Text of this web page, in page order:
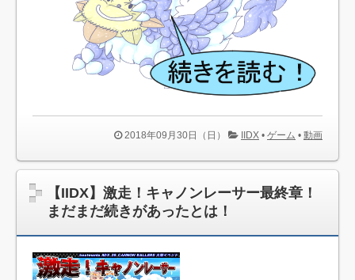
おいおいこんなかわいい顔してバレットクラブってマジか
9/4の乃木坂46『猫舌SHOWROOM』は星野みなみ＆梅澤美
波が登場
【悲報】いきなりステーキ、売上高１５カ月連続前年割れ
【モンスト】課金して10連やった奴のダメージｗｗｗｗｗ
も触らなきゃ（使命感）」
Lightweight Quilts For Summer
【速報】『スマブラSP』で「パックンフラワー」配信開
「東京喰種」の無印って、マジで神作品だったよなｗｗｗ
ｗｗｗ
2018年09月30日（日） IIDX • ゲーム • 動画
【IIDX】激走！キャノンレーサー最終章！
まだまだ続きがあったとは！